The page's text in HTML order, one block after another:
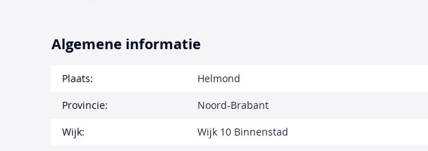
Algemene informatie
Plaats:
Helmond
Provincie:
Noord-Brabant
Wijk:
Wijk 10 Binnenstad